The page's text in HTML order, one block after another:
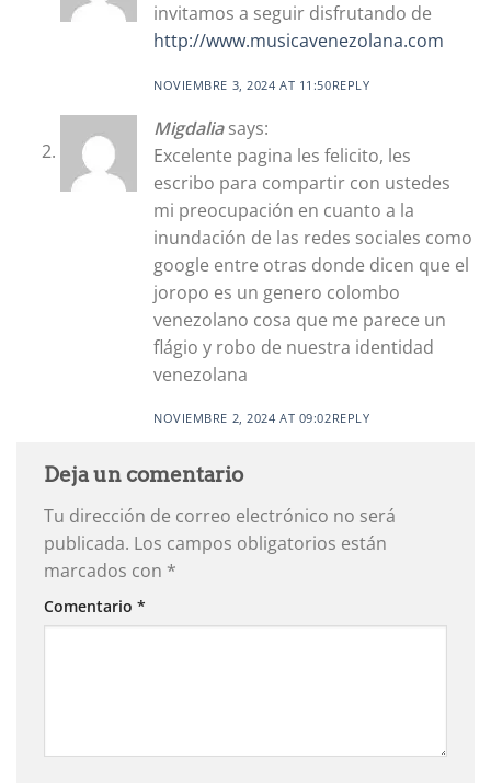
invitamos a seguir disfrutando de
http://www.musicavenezolana.com
NOVIEMBRE 3, 2024 AT 11:50REPLY
Migdalia says:
Excelente pagina les felicito, les
escribo para compartir con ustedes
mi preocupación en cuanto a la
inundación de las redes sociales como
google entre otras donde dicen que el
joropo es un genero colombo
venezolano cosa que me parece un
flágio y robo de nuestra identidad
venezolana
NOVIEMBRE 2, 2024 AT 09:02REPLY
Deja un comentario
Tu dirección de correo electrónico no será
publicada. Los campos obligatorios están
marcados con *
Comentario *